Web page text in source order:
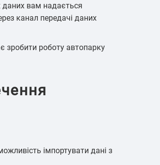
даних вам надається
канал передачі даних
зробити роботу автопарку
імпортувати дані з